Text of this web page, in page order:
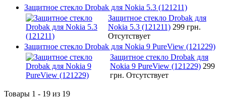
Защитное стекло Drobak для Nokia 5.3 (121211)
Защитное стекло Drobak для
Nokia 5.3 (121211) 299 грн.
Отсутствует
Защитное стекло Drobak для Nokia 9 PureView (121229)
Защитное стекло Drobak для
Nokia 9 PureView (121229) 299
грн. Отсутствует
Товары 1 - 19 из 19